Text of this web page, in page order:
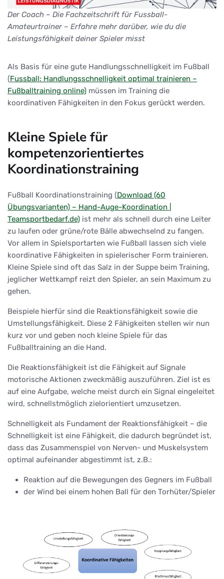
Der Coach – Die Fachzeitschrift für Fussball-
Amateurtrainer – Erfahre mehr darüber, wie du die
Leistungsfähigkeit deiner Spieler misst
Als Basis für eine gute Handlungsschnelligkeit im Fußball
(Fussball: Handlungsschnelligkeit optimal trainieren –
Fußballtraining online) müssen im Training die
koordinativen Fähigkeiten in den Fokus gerückt werden.
Kleine Spiele für
kompetenzorientiertes
Koordinationstraining
Fußball Koordinationstraining (Download (60
Übungsvarianten) – Hand-Auge-Koordination |
Teamsportbedarf.de) ist mehr als schnell durch eine Leiter
zu laufen oder grüne/rote Bälle abwechselnd zu fangen.
Vor allem in Spielsportarten wie Fußball lassen sich viele
koordinative Fähigkeiten in spielerischer Form trainieren.
Kleine Spiele sind oft das Salz in der Suppe beim Training,
jeglicher Wettkampf reizt den Spieler, an sein Maximum zu
gehen.
Beispiele hierfür sind die Reaktionsfähigkeit sowie die
Umstellungsfähigkeit. Diese 2 Fähigkeiten stellen wir nun
kurz vor und geben noch kleine Spiele für das
Fußballtraining an die Hand.
Die Reaktionsfähigkeit ist die Fähigkeit auf Signale
motorische Aktionen zweckmäßig auszuführen. Ziel ist es
auf eine Aufgabe, welche meist durch ein Signal eingeleitet
wird, schnellstmöglich zielorientiert umzusetzen.
Schnelligkeit als Fundament der Reaktionsfähigkeit – die
Schnelligkeit ist eine Fähigkeit, die dadurch begründet ist,
dass das Zusammenspiel von Nerven- und Muskelsystem
optimal aufeinander abgestimmt ist, z.B.:
Reaktion auf die Bewegungen des Gegners im Fußball
der Wind bei einem hohen Ball für den Torhüter/Spieler